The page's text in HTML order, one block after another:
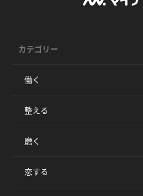
カテゴリー
働く
整える
磨く
恋する